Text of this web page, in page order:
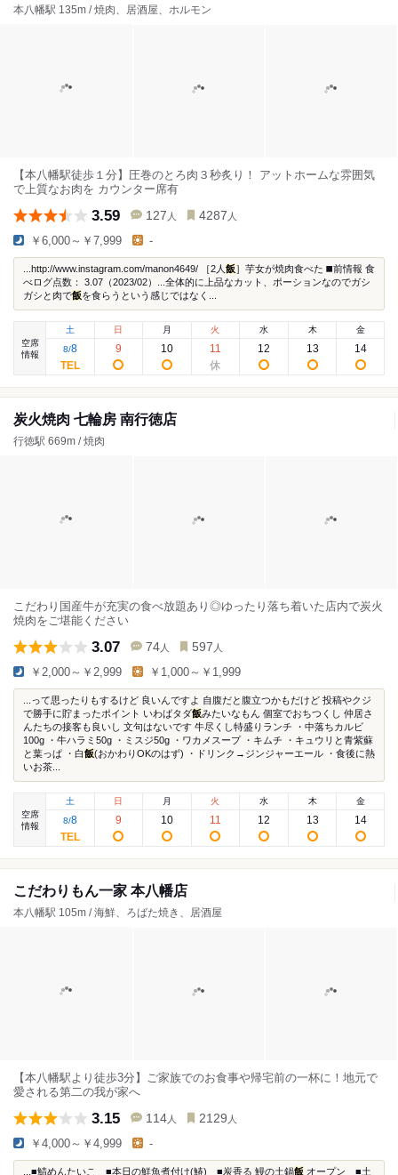
本八幡駅 135m / 焼肉、居酒屋、ホルモン
【本八幡駅徒歩１分】圧巻のとろ肉３秒炙り！ アットホームな雰囲気
で上質なお肉を カウンター席有
3.59 127 人 4287 人
￥6,000～￥7,999 -
...http://www.instagram.com/manon4649/ ［2人 飯］芋女が焼肉食べた ◼️前情報 食
べログ点数： 3.07（2023/02）...全体的に上品なカット、ポーションなのでガシ
ガシと肉で飯を食らうという感じではなく...
空席
情報
土
8/8
日
9
月
10
火
11
水
12
木
13
金
14
炭火焼肉 七輪房 南行徳店
行徳駅 669m / 焼肉
こだわり国産牛が充実の食べ放題あり◎ゆったり落ち着いた店内で炭火
焼肉をご堪能ください
3.07 74 人 597 人
￥2,000～￥2,999 ￥1,000～￥1,999
...って思ったりもするけど 良いんですよ 自腹だと腹立つかもだけど 投稿やクジ
で勝手に貯まったポイント いわばタダ飯みたいなもん 個室でおちつくし 仲居さ
んたちの接客も良いし 文句はないです 牛尽くし特盛りランチ ・中落ちカルビ
100g ・牛ハラミ50g ・ミスジ50g ・ワカメスープ ・キムチ ・キュウリと青紫蘇
と葉っぱ ・白飯(おかわりOKのはず) ・ドリンク→ジンジャーエール ・食後に熱
いお茶...
空席
情報
土
8/8
日
9
月
10
火
11
水
12
木
13
金
14
こだわりもん一家 本八幡店
本八幡駅 105m / 海鮮、ろばた焼き、居酒屋
【本八幡駅より徒歩3分】ご家族でのお食事や帰宅前の一杯に！地元で
愛される第二の我が家へ
3.15 114 人 2129 人
￥4,000～￥4,999 -
...■鯖めんたいこ ■本日の鮮魚煮付け(鰆) ■炭香る 鰻の土鍋飯 オープン ■土